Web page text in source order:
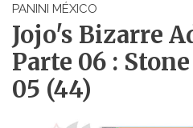
PANINI MÉXICO
Jojo's Bizarre
Parte 06 :
05 (44)